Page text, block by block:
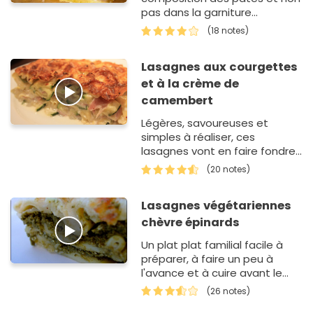
pas dans la garniture...
(18 notes)
Lasagnes aux courgettes
et à la crème de
camembert
Légères, savoureuses et
simples à réaliser, ces
lasagnes vont en faire fondre
plus d'un !
(20 notes)
Lasagnes végétariennes
chèvre épinards
Un plat plat familial facile à
préparer, à faire un peu à
l'avance et à cuire avant le
repas. Idéal pour faire aimer
les épinards aux enfants.
(26 notes)